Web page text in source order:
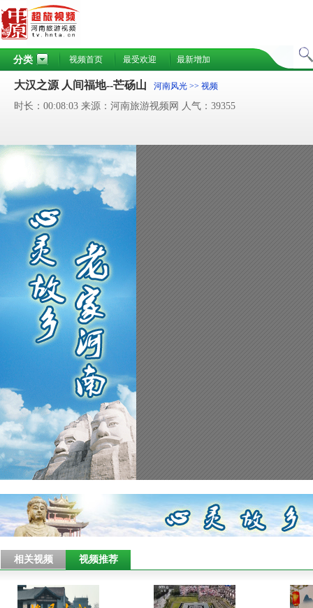
分类 视频首页 最受欢迎 最新增加
大汉之源 人间福地--芒砀山 河南风光 >> 视频
时长：00:08:03 来源：河南旅游视频网 人气：39355
相关视频 视频推荐